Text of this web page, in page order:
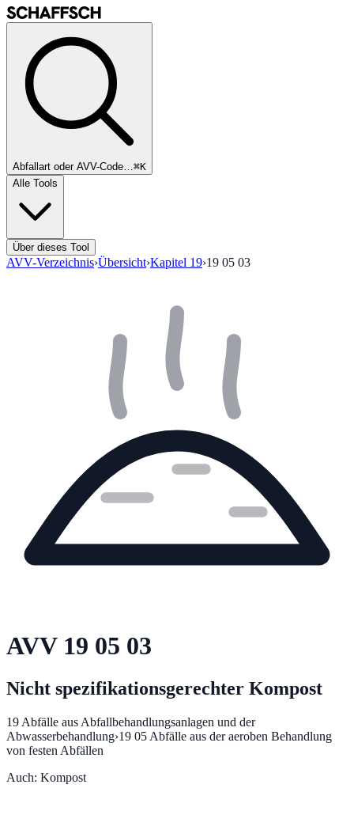
Abfallart oder AVV-Code…⌘K
Alle Tools
Über dieses Tool
AVV-Verzeichnis›Übersicht›Kapitel 19›19 05 03
AVV 19 05 03
Nicht spezifikationsgerechter Kompost
19 Abfälle aus Abfallbehandlungsanlagen und der
Abwasserbehandlung›19 05 Abfälle aus der aeroben Behandlung
von festen Abfällen
Auch: Kompost